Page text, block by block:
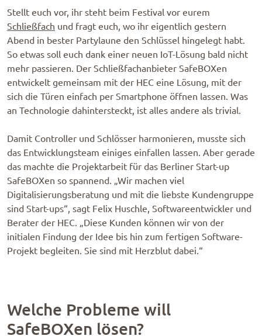
Stellt euch vor, ihr steht beim Festival vor eurem
Schließfach und fragt euch, wo ihr eigentlich gestern
Abend in bester Partylaune den Schlüssel hingelegt habt.
So etwas soll euch dank einer neuen IoT-Lösung bald nicht
mehr passieren. Der Schließfachanbieter SafeBOXen
entwickelt gemeinsam mit der HEC eine Lösung, mit der
sich die Türen einfach per Smartphone öffnen lassen. Was
an Technologie dahintersteckt, ist alles andere als trivial.
Damit Controller und Schlösser harmonieren, musste sich
das Entwicklungsteam einiges einfallen lassen. Aber gerade
das machte die Projektarbeit für das Berliner Start-up
SafeBOXen so spannend. „Wir machen viel
Digitalisierungsberatung und mit die liebste Kundengruppe
sind Start-ups“, sagt Felix Huschle, Softwareentwickler und
Berater der HEC. „Diese Kunden können wir von der
initialen Findung der Idee bis hin zum fertigen Software-
Projekt begleiten. Sie sind mit Herzblut dabei.“
Welche Probleme will
SafeBOXen lösen?